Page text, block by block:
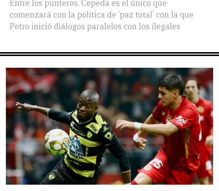
Entre los punteros, Cepeda es el único que
comenzará con la política de 'paz total' con la que
Petro inició diálogos paralelos con los ilegales